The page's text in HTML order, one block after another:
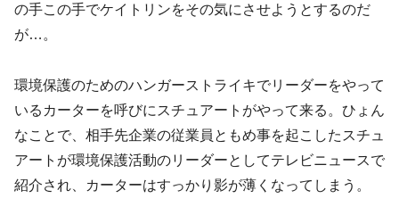
の手この手でケイトリンをその気にさせようとするのだ
が…。
環境保護のためのハンガーストライキでリーダーをやって
いるカーターを呼びにスチュアートがやって来る。ひょん
なことで、相手先企業の従業員ともめ事を起こしたスチュ
アートが環境保護活動のリーダーとしてテレビニュースで
紹介され、カーターはすっかり影が薄くなってしまう。